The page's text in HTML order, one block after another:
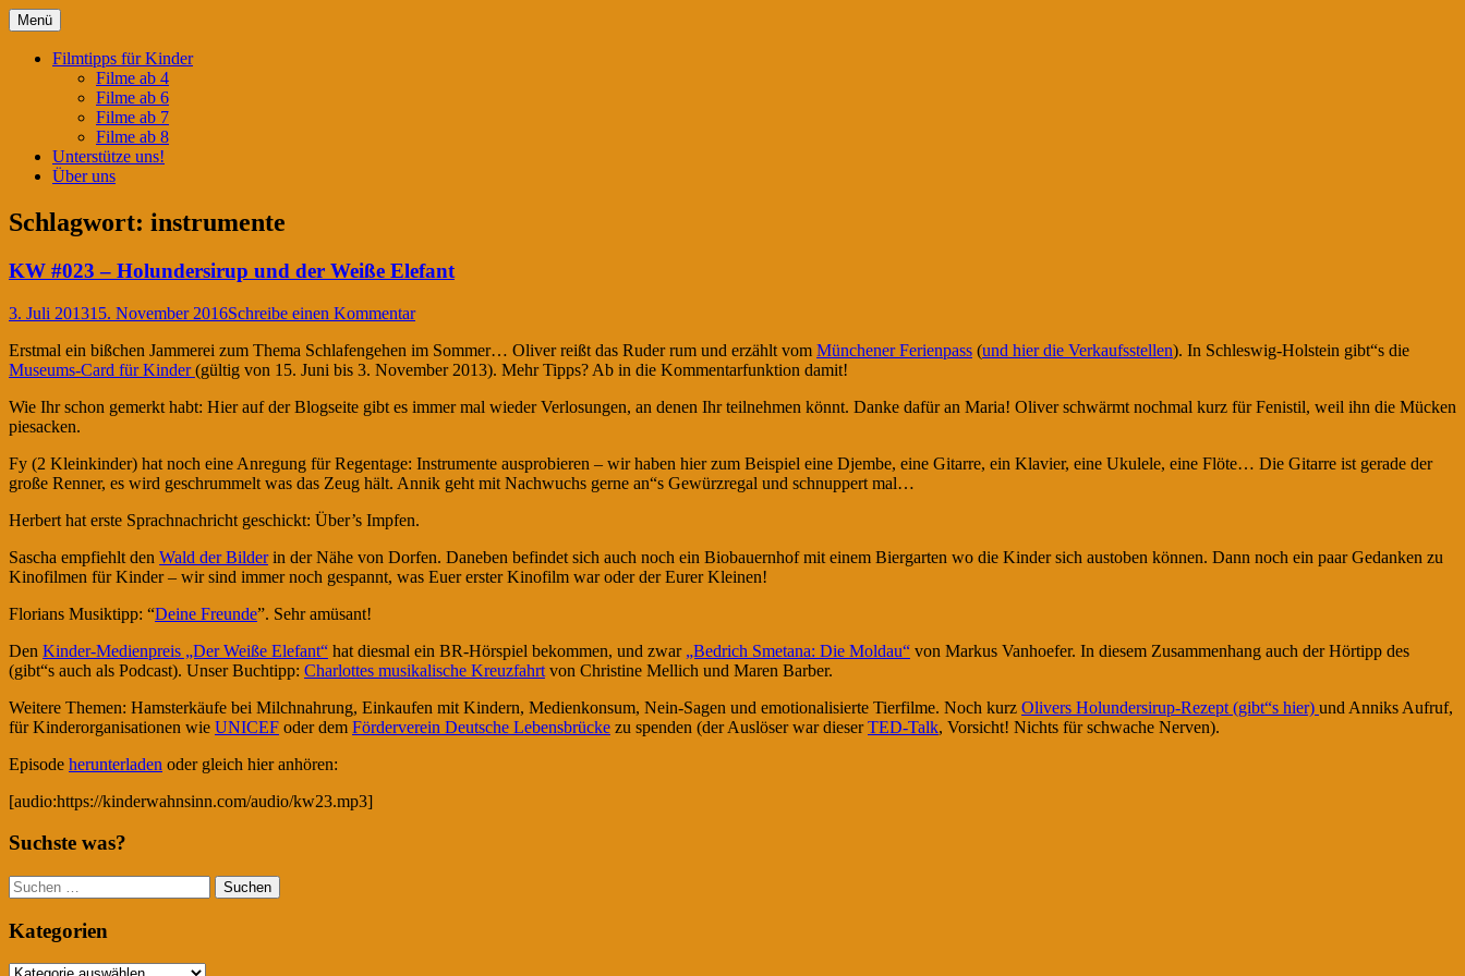
Springe
zum
InhaltKinderwahnsinn
Menü
Filmtipps für Kinder
Filme ab 4
Filme ab 6
Filme ab 7
Filme ab 8
Unterstütze uns!
Über uns
Schlagwort: instrumente
KW #023 – Holundersirup und der Weiße Elefant
3. Juli 201315. November 2016Schreibe einen Kommentar
Erstmal ein bißchen Jammerei zum Thema Schlafengehen im Sommer… Oliver reißt das Ruder rum und erzählt vom Münchener Ferienpass (und hier die Verkaufsstellen). In Schleswig-Holstein gibt“s die
Museums-Card für Kinder(gültig von 15. Juni bis 3. November 2013). Mehr Tipps? Ab in die Kommentarfunktion damit!
Wie Ihr schon gemerkt habt: Hier auf der Blogseite gibt es immer mal wieder Verlosungen, an denen Ihr teilnehmen könnt. Danke dafür an Maria! Oliver schwärmt nochmal kurz für Fenistil, weil ihn die Mücken
piesacken.
Fy (2 Kleinkinder) hat noch eine Anregung für Regentage: Instrumente ausprobieren – wir haben hier zum Beispiel eine Djembe, eine Gitarre, ein Klavier, eine Ukulele, eine Flöte… Die Gitarre ist gerade der
große Renner, es wird geschrummelt was das Zeug hält. Annik geht mit Nachwuchs gerne an“s Gewürzregal und schnuppert mal…
Herbert hat erste Sprachnachricht geschickt: Über’s Impfen.
Sascha empfiehlt den Wald der Bilderin der Nähe von Dorfen. Daneben befindet sich auch noch ein Biobauernhof mit einem Biergarten wo die Kinder sich austoben können. Dann noch ein paar Gedanken zu
Kinofilmen für Kinder – wir sind immer noch gespannt, was Euer erster Kinofilm war oder der Eurer Kleinen!
Florians Musiktipp: “Deine Freunde”. Sehr amüsant!
Den Kinder-Medienpreis „Der Weiße Elefant“ hat diesmal ein BR-Hörspiel bekommen, und zwar „Bedrich Smetana: Die Moldau“ von Markus Vanhoefer. In diesem Zusammenhang auch der Hörtipp des
(gibt“s auch als Podcast). Unser Buchtipp: Charlottes musikalische Kreuzfahrt von Christine Mellich und Maren Barber.
Weitere Themen: Hamsterkäufe bei Milchnahrung, Einkaufen mit Kindern, Medienkonsum, Nein-Sagen und emotionalisierte Tierfilme. Noch kurz Olivers Holundersirup-Rezept (gibt“s hier) und Anniks Aufruf,
für Kinderorganisationen wie UNICEF oder dem Förderverein Deutsche Lebensbrücke zu spenden (der Auslöser war dieserTED-Talk, Vorsicht! Nichts für schwache Nerven).
Episode herunterladen oder gleich hier anhören:
[audio:https://kinderwahnsinn.com/audio/kw23.mp3]
Suchste was?
Suchen
nach:
Kategorien
Kategorien